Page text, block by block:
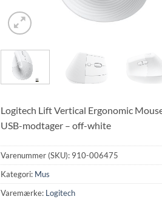
Logitech Lift Vertical Ergonomic
USB-modtager – off-white
Varenummer (SKU): 910-006475
Kategori: Mus
Varemærke: Logitech